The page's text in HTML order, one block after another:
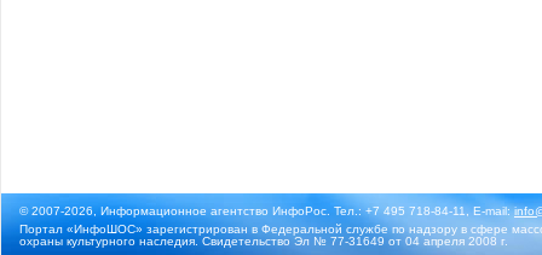
© 2007-2026, Информационное агентство ИнфоРос. Тел.: +7 495 718-84-11, E-mail:
Портал «ИнфоШОС» зарегистрирован в Федеральной службе по надзору в сфере
охраны культурного наследия. Свидетельство Эл № 77-31649 от 04 апреля 2008 г.